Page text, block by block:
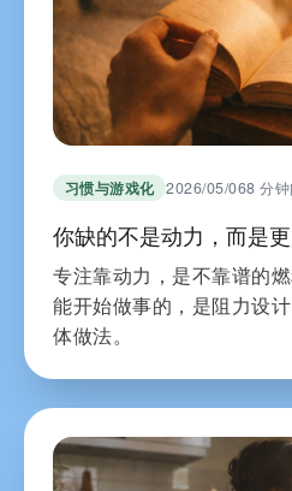
习惯与游戏化 2026/05/068 分
你缺的不是动力，而是
专注靠动力，是不靠谱的
能开始做事的，是阻力设
体做法。